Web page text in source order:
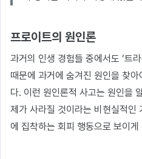
프로이트의 원인론
과거의 인생 경험들 중에서도 ‘트
때문에 과거에 숨겨진 원인을 찾
다. 이런 원인론적 사고는 원인을
제가 사라질 것이라는 비현실적인
에 집착하는 회피 행동으로 보이게